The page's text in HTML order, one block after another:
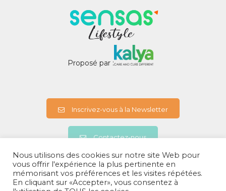
Proposé par :
Inscrivez-vous à la Newsletter
Contactez-nous
A propos
Politiques de confidentialités
Nous utilisons des cookies sur notre site Web pour
vous offrir l'expérience la plus pertinente en
mémorisant vos préférences et les visites répétées.
En cliquant sur «Accepter», vous consentez à